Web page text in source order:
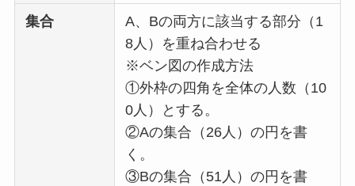
集合
A、Bの両方に該当する部分（1
8人）を重ね合わせる
※ベン図の作成方法
①外枠の四角を全体の人数（10
0人）とする。
②Aの集合（26人）の円を書
く。
③Bの集合（51人）の円を書